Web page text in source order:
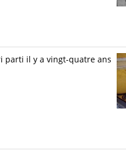
parti il y a vingt-quatre ans